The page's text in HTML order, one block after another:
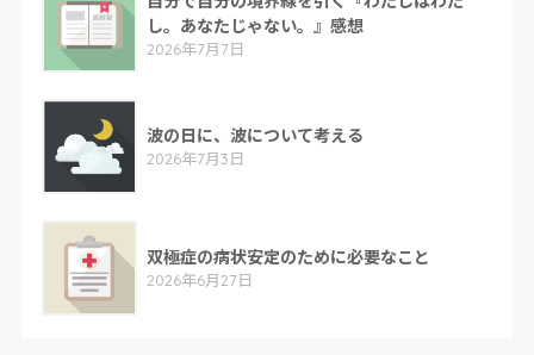
し。あなたじゃない。』感想
2026年7月7日
波の日に、波について考える
2026年7月3日
双極症の病状安定のために必要なこと
2026年6月27日